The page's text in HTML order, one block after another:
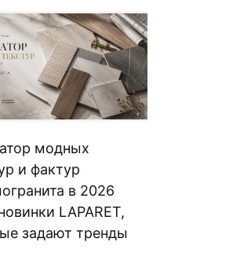
модных
и фактур
в 2026
LAPARET,
задают тренды